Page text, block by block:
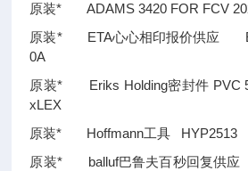
原装* ADAMS 3420 FOR FCV
原装* ETA心心相印报价供应
0A
原装* Eriks Holding密封件 PVC
xLEX
原装* Hoffmann工具 HYP2513
原装* balluf巴鲁夫百秒回复供